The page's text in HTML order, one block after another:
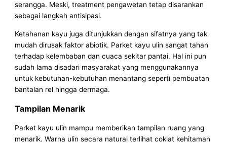
serangga. Meski, treatment pengawetan tetap disarankan
sebagai langkah antisipasi.
Ketahanan kayu juga ditunjukkan dengan sifatnya yang tak
mudah dirusak faktor abiotik. Parket kayu ulin sangat tahan
terhadap kelembaban dan cuaca sekitar pantai. Hal ini pun
sudah lama disadari masyarakat yang menggunakannya
untuk kebutuhan-kebutuhan menantang seperti pembuatan
bantalan rel hingga dermaga.
Tampilan Menarik
Parket kayu ulin mampu memberikan tampilan ruang yang
menarik. Warna ulin secara natural terlihat coklat kehitaman